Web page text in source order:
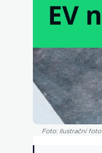
Foto: Ilustrační foto